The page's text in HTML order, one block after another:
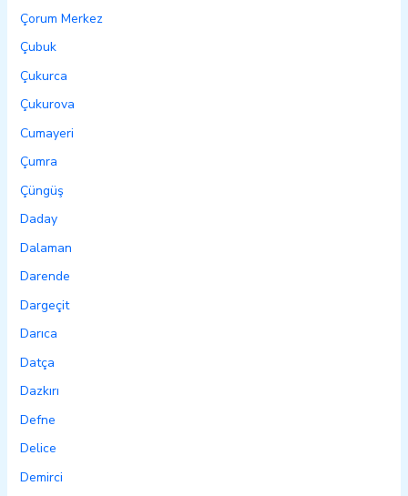
Çorum Merkez
Çubuk
Çukurca
Çukurova
Cumayeri
Çumra
Çüngüş
Daday
Dalaman
Darende
Dargeçit
Darıca
Datça
Dazkırı
Defne
Delice
Demirci